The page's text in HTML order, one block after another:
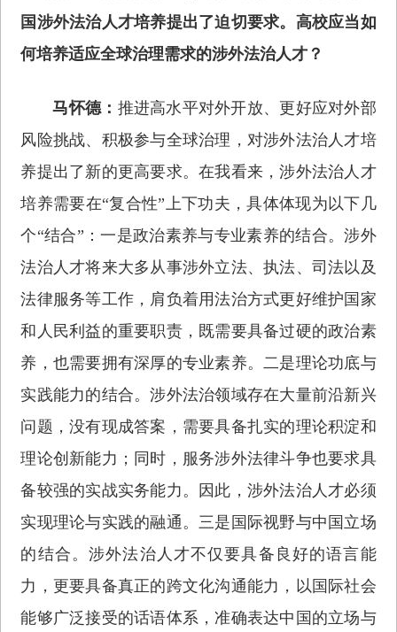
国涉外法治人才培养提出了迫切要求。高校应当如
何培养适应全球治理需求的涉外法治人才？
马怀德： 推进高水平对外开放、更好应对外部
风险挑战、积极参与全球治理，对涉外法治人才培
养提出了新的更高要求。在我看来，涉外法治人才
培养需要在“复合性”上下功夫，具体体现为以下几
个“结合”：一是政治素养与专业素养的结合。涉外
法治人才将来大多从事涉外立法、执法、司法以及
法律服务等工作，肩负着用法治方式更好维护国家
和人民利益的重要职责，既需要具备过硬的政治素
养，也需要拥有深厚的专业素养。二是理论功底与
实践能力的结合。涉外法治领域存在大量前沿新兴
问题，没有现成答案，需要具备扎实的理论积淀和
理论创新能力；同时，服务涉外法律斗争也要求具
备较强的实战实务能力。因此，涉外法治人才必须
实现理论与实践的融通。三是国际视野与中国立场
的结合。涉外法治人才不仅要具备良好的语言能
力，更要具备真正的跨文化沟通能力，以国际社会
能够广泛接受的话语体系，准确表达中国的立场与